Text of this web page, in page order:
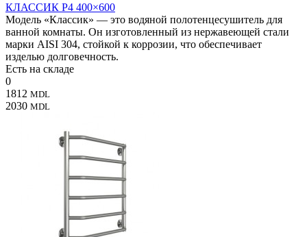
КЛАССИК P4 400×600
Модель «Классик» — это водяной полотенцесушитель для
ванной комнаты. Он изготовленный из нержавеющей стали
марки AISI 304, стойкой к коррозии, что обеспечивает
изделью долговечность.
Есть на складе
0
1812 MDL
2030 MDL